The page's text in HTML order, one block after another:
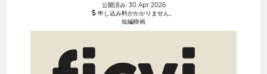
公開済み: 30 Apr 2026
申し込み料がかかりません。
短編映画